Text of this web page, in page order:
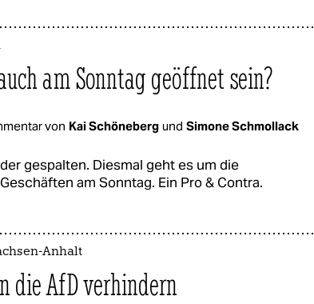
am Sonntag geöffnet sein?
von Kai Schöneberg und Simone Schmollack
gespalten. Diesmal geht es um die
am Sonntag. Ein Pro & Contra.
Anhalt
die AfD verhindern